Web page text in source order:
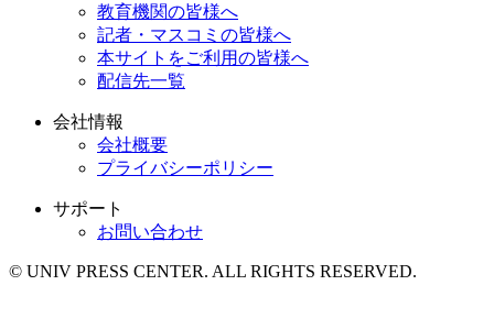
教育機関の皆様へ
記者・マスコミの皆様へ
本サイトをご利用の皆様へ
配信先一覧
会社情報
会社概要
プライバシーポリシー
サポート
お問い合わせ
© UNIV PRESS CENTER. ALL RIGHTS RESERVED.